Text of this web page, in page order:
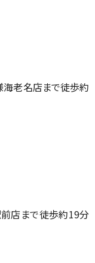
海老名店まで徒歩約
店まで徒歩約19分